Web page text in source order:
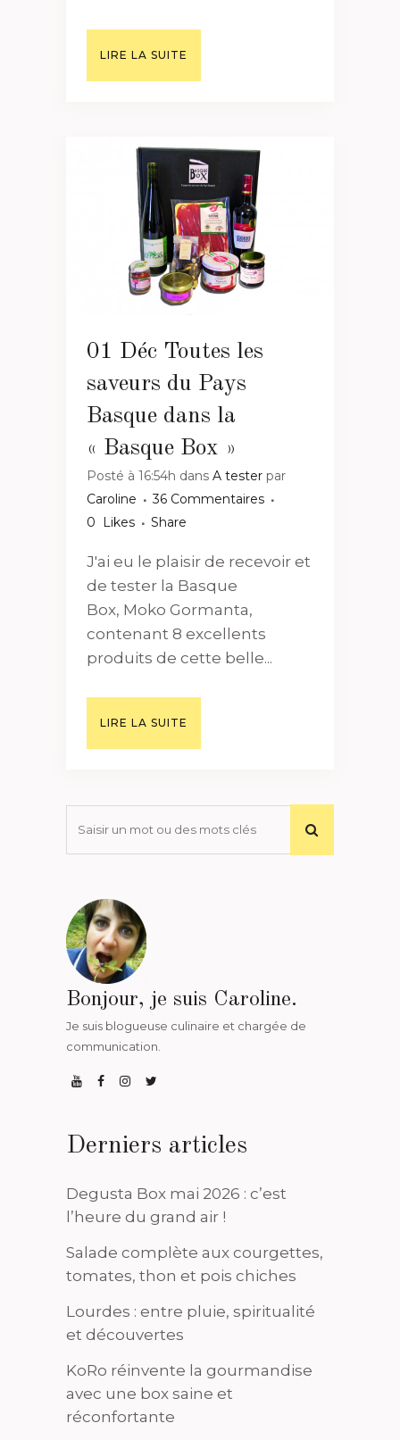
LIRE LA SUITE
01 Déc Toutes les
saveurs du Pays
Basque dans la
« Basque Box »
Posté à 16:54h dans A tester par
Caroline
36 Commentaires
0
Likes Share
J'ai eu le plaisir de recevoir et
de tester la Basque
Box, Moko Gormanta,
contenant 8 excellents
produits de cette belle...
LIRE LA SUITE
Bonjour, je suis Caroline.
Je suis blogueuse culinaire et chargée de
communication.
Derniers articles
Degusta Box mai 2026 : c’est
l’heure du grand air !
Salade complète aux courgettes,
tomates, thon et pois chiches
Lourdes : entre pluie, spiritualité
et découvertes
KoRo réinvente la gourmandise
avec une box saine et
réconfortante